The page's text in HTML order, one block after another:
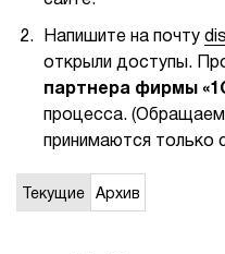
Вендоры
Партнерам
События
Сервисы для партнеров
Напишите на почту
открыли доступы.
партнера фирмы
процесса.
принимаются только
Текущие Архив